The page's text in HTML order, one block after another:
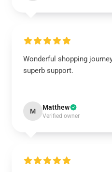
Wonderful shopping
superb support.
M Matthew
Verified owner